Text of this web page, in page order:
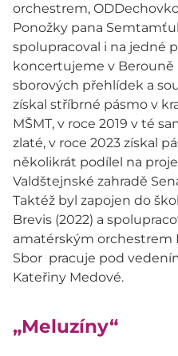
orchestrem,
Ponožky pana
spolupracoval i na jedné
koncertujeme v Berouně
sborových přehlídek a
získal stříbrné pásmo v
MŠMT, v roce 2019 v té
zlaté, v roce 2023 získal
několikrát podílel na
Valdštejnské zahradě
Taktéž byl zapojen do
Brevis (2022) a
amatérským orchestrem
Sbor pracuje pod
Kateřiny Medové.
„Meluzíny“